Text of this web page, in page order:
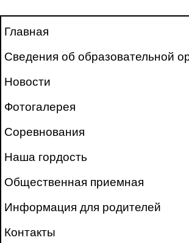
Главная
Сведения об образовательной
Новости
Фотогалерея
Соревнования
Наша гордость
Общественная приемная
Информация для родителей
Контакты